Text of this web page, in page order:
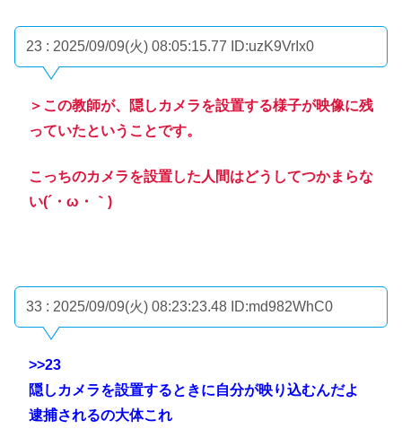
23 : 2025/09/09(火) 08:05:15.77 ID:uzK9VrIx0
＞この教師が、隠しカメラを設置する様子が映像に残
っていたということです。
こっちのカメラを設置した人間はどうしてつかまらな
い(´・ω・｀)
33 : 2025/09/09(火) 08:23:23.48 ID:md982WhC0
>>23
隠しカメラを設置するときに自分が映り込むんだよ
逮捕されるの大体これ